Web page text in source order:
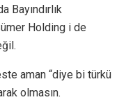
Bayındırlık
Holding i de
aman “diye bi türkü
olmasın.